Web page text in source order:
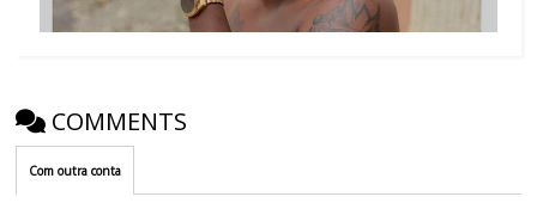
COMMENTS
Com outra conta